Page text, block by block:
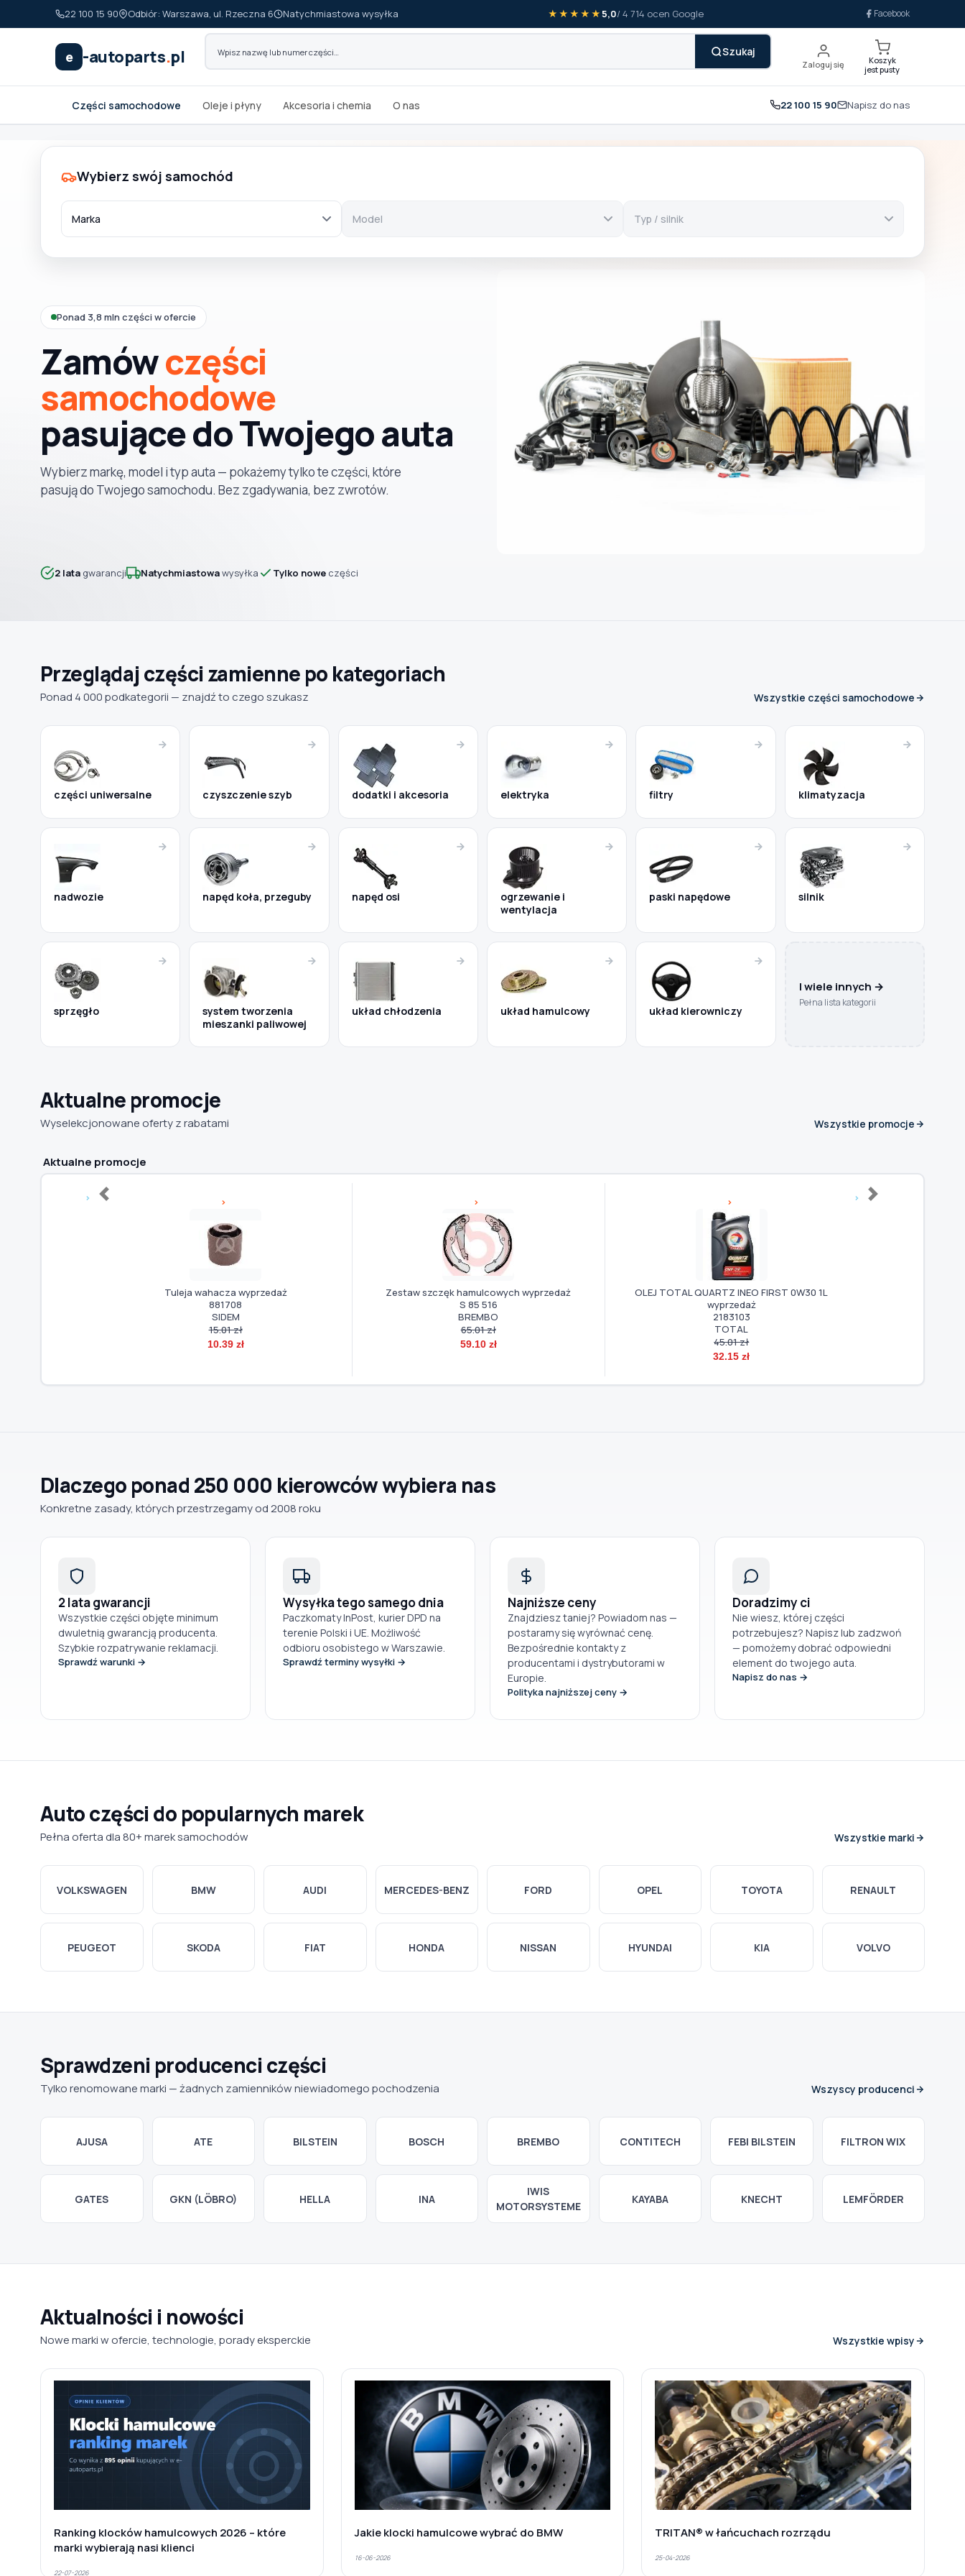
22 100 15 90 Odbiór: Warszawa, ul. Rzeczna 6 Natychmiastowa wysyłka ★★★★★5,0/ 4 714 ocen Google Facebook
e -autoparts.pl Szukaj
Zaloguj się
Koszyk
jest pusty
Części samochodowe Oleje i płyny Akcesoria i chemia O nas 22 100 15 90 Napisz do nas
Wybierz swój pojazd
Anuluj
Ponad 3,8 mln części w ofercie
Zamówczęści
samochodowe
pasujące do Twojego auta
Wybierz markę, model i typ auta — pokażemy tylko te części, które
pasują do Twojego samochodu. Bez zgadywania, bez zwrotów.
2 lata gwarancji Natychmiastowawysyłka Tylko nowe części
Wybierz swój samochód
Przeglądaj części zamienne po kategoriach
Ponad 4 000 podkategorii — znajdź to czego szukasz Wszystkie części samochodowe
części uniwersalne czyszczenie szyb dodatki i akcesoria elektryka filtry klimatyzacja
nadwozie napęd koła, przeguby napęd osi
ogrzewanie i
wentylacja
paski napędowe silnik
sprzęgło
system tworzenia
mieszanki paliwowej
układ chłodzenia układ hamulcowy układ kierowniczy
I wiele innych →
Pełna lista kategorii
Aktualne promocje
Wyselekcjonowane oferty z rabatami Wszystkie promocje
Aktualne promocje
Uszczelka, miska olejowa wyprzedaż
71-39631-00
REINZ
44.00 zł
30.49 zł
Guma stabilizatora, MEYLE-ORIGINAL: True to OE.
wyprzedaż
314 615 0003
MEYLE Products
22.00 zł
Wymiennik ciepła, ogrzewanie wnętrza wyprzedaż
54282
NRF
91.00 zł
82.72 zł
Dlaczego ponad 250 000 kierowców wybiera nas
Konkretne zasady, których przestrzegamy od 2008 roku
2 lata gwarancji
Wszystkie części objęte minimum
dwuletnią gwarancją producenta.
Szybkie rozpatrywanie reklamacji.
Sprawdź warunki →
Wysyłka tego samego dnia
Paczkomaty InPost, kurier DPD na
terenie Polski i UE. Możliwość
odbioru osobistego w Warszawie.
Sprawdź terminy wysyłki →
Najniższe ceny
Znajdziesz taniej? Powiadom nas —
postaramy się wyrównać cenę.
Bezpośrednie kontakty z
producentami i dystrybutorami w
Europie.
Polityka najniższej ceny →
Doradzimy ci
Nie wiesz, której części
potrzebujesz? Napisz lub zadzwoń
— pomożemy dobrać odpowiedni
element do twojego auta.
Napisz do nas →
Auto części do popularnych marek
Pełna oferta dla 80+ marek samochodów Wszystkie marki
VOLKSWAGEN BMW AUDI MERCEDES-BENZ FORD OPEL TOYOTA RENAULT
PEUGEOT SKODA FIAT HONDA NISSAN HYUNDAI KIA VOLVO
Sprawdzeni producenci części
Tylko renomowane marki — żadnych zamienników niewiadomego pochodzenia Wszyscy producenci
AJUSA ATE BILSTEIN BOSCH BREMBO CONTITECH FEBI BILSTEIN FILTRON WIX
GATES GKN (LÖBRO) HELLA INA
IWIS
MOTORSYSTEME
KAYABA KNECHT LEMFÖRDER
Aktualności i nowości
Nowe marki w ofercie, technologie, porady eksperckie Wszystkie wpisy
Ranking klocków hamulcowych 2026 – które
marki wybierają nasi klienci
22-07-2026
Jakie klocki hamulcowe wybrać do BMW
16-06-2026
TRITAN® w łańcuchach rozrządu
25-04-2026